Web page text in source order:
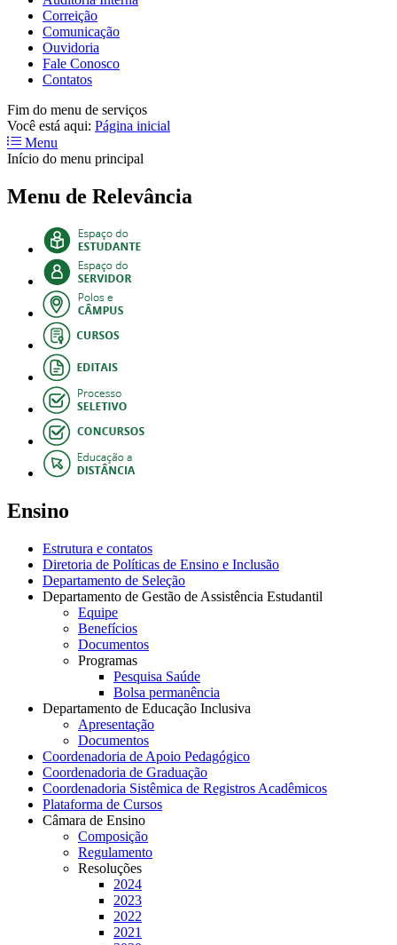
Correição
Comunicação
Ouvidoria
Fale Conosco
Contatos
Fim do menu de serviços
Você está aqui: Página inicial
Menu
Início do menu principal
Menu de Relevância
Ensino
Estrutura e contatos
Diretoria de Políticas de Ensino e Inclusão
Departamento de Seleção
Departamento de Gestão de Assistência Estudantil
Equipe
Benefícios
Documentos
Programas
Pesquisa Saúde
Bolsa permanência
Departamento de Educação Inclusiva
Apresentação
Documentos
Coordenadoria de Apoio Pedagógico
Coordenadoria de Graduação
Coordenadoria Sistêmica de Registros Acadêmicos
Plataforma de Cursos
Câmara de Ensino
Composição
Regulamento
Resoluções
2024
2023
2022
2021